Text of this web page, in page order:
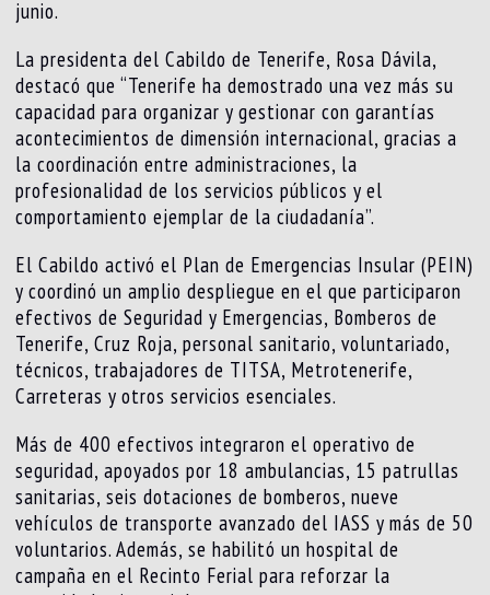
junio.
La presidenta del Cabildo de Tenerife, Rosa Dávila,
destacó que “Tenerife ha demostrado una vez más su
capacidad para organizar y gestionar con garantías
acontecimientos de dimensión internacional, gracias a
la coordinación entre administraciones, la
profesionalidad de los servicios públicos y el
comportamiento ejemplar de la ciudadanía”.
El Cabildo activó el Plan de Emergencias Insular (PEIN)
y coordinó un amplio despliegue en el que participaron
efectivos de Seguridad y Emergencias, Bomberos de
Tenerife, Cruz Roja, personal sanitario, voluntariado,
técnicos, trabajadores de TITSA, Metrotenerife,
Carreteras y otros servicios esenciales.
Más de 400 efectivos integraron el operativo de
seguridad, apoyados por 18 ambulancias, 15 patrullas
sanitarias, seis dotaciones de bomberos, nueve
vehículos de transporte avanzado del IASS y más de 50
voluntarios. Además, se habilitó un hospital de
campaña en el Recinto Ferial para reforzar la